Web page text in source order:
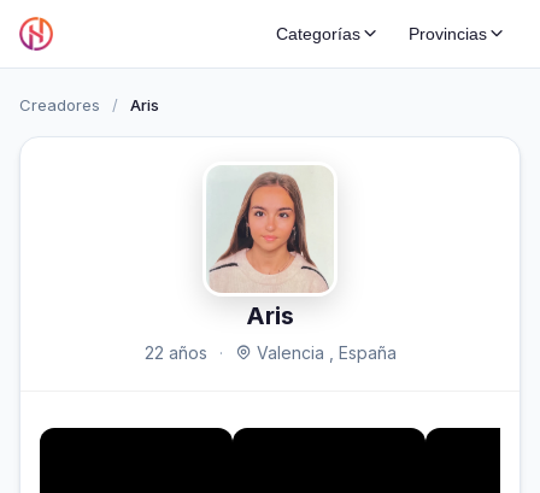
Categorías Provincias
Creadores / Aris
Aris
22 años · Valencia , España